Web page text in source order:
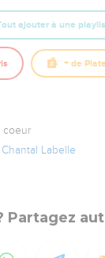
Tout ajouter à une
+de
coeur
Chantal Labelle
Partagez